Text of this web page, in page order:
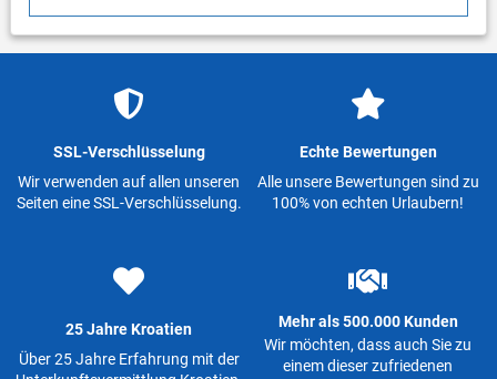
SSL-Verschlüsselung
Wir verwenden auf allen unseren
Seiten eine SSL-Verschlüsselung.
Echte Bewertungen
Alle unsere Bewertungen sind zu
100% von echten Urlaubern!
25 Jahre Kroatien
Über 25 Jahre Erfahrung mit der
Mehr als 500.000 Kunden
Wir möchten, dass auch Sie zu
einem dieser zufriedenen